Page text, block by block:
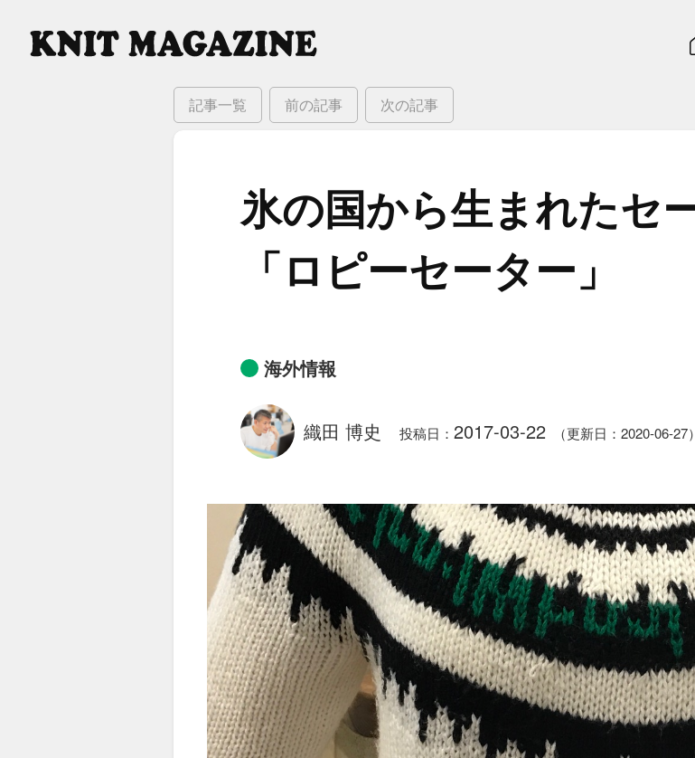
記事一覧 前の記事 次の記事
氷の​国から​生まれた​セ
「ロピーセーター」
海外情報
織田 博史 投稿日：2017-03-22 （更新日：2020-06-27）